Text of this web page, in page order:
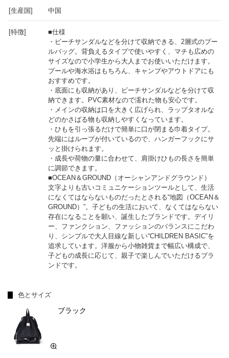
[生産国] 中国
[特徴]
■仕様
・ビーチサンダルなどを分けて収納できる、2層式のプー
ルバッグ。背負えるタイプで使いやすく、マチも広めの
サイズなので小学生から大人までお使いいただけます。
プールや海水浴はもちろん、キャンプやアウトドアにも
おすすめです。
・底面にも収納があり、ビーチサンダルなどを分けて収
納できます。PVC素材なので濡れた物も安心です。
・メインの収納は口を大きく広げられ、ラップタオルな
どのかさばる物も収納しやすくなっています。
・ひもを引っ張るだけで簡単に口が閉まる巾着タイプ。
先端にはループが付いているので、ハンガーフックにサ
ッと掛けられます。
・成長や荷物の量に合わせて、肩掛けひもの長さを簡単
に調節できます。
■OCEAN＆GROUND（オーシャンアンドグラウンド）
文字よりも古いコミュニケーションツールとして、生活
になくてはならないものだったとされる“地図（OCEAN＆
GROUND）”。子どもの生活において、なくてはならない
存在になることを願い、誕生したブランドです。デイリ
ー、ファンクション、ファッションのバランスにこだわ
り、シンプルで大人目線な新しい“CHILDREN BASIC”を
追求しています。洋服から小物雑貨まで幅広い構成で、
子どもの成長に応じて、親子で楽しんでいただけるブラ
ンドです。
色とサイズ
ブラック